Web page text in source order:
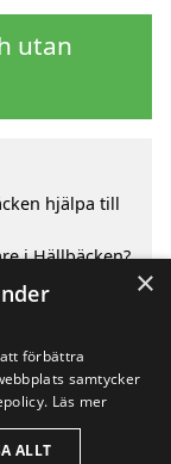
utan
hjälpa till
i Hällbäcken?
i Hällbäcken
de
×
förbättra
samtycker
Läs mer
ALLT